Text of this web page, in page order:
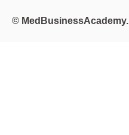
© MedBusinessAcademy.